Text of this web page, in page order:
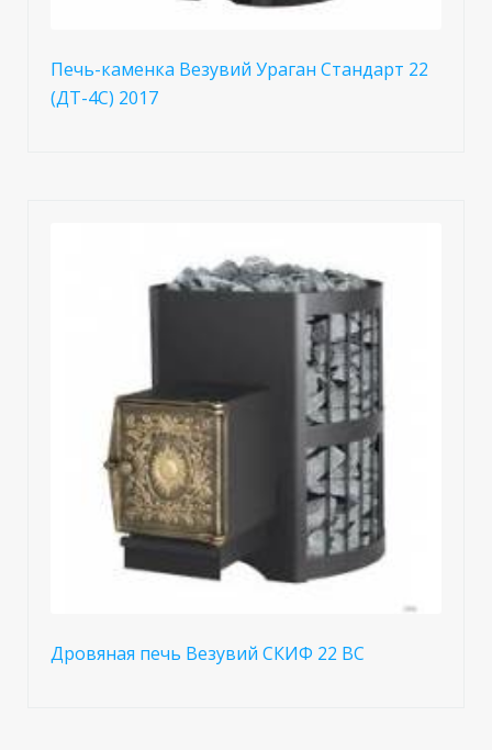
Печь-каменка Везувий Ураган Стандарт 22
(ДТ-4C) 2017
Дровяная печь Везувий СКИФ 22 ВС